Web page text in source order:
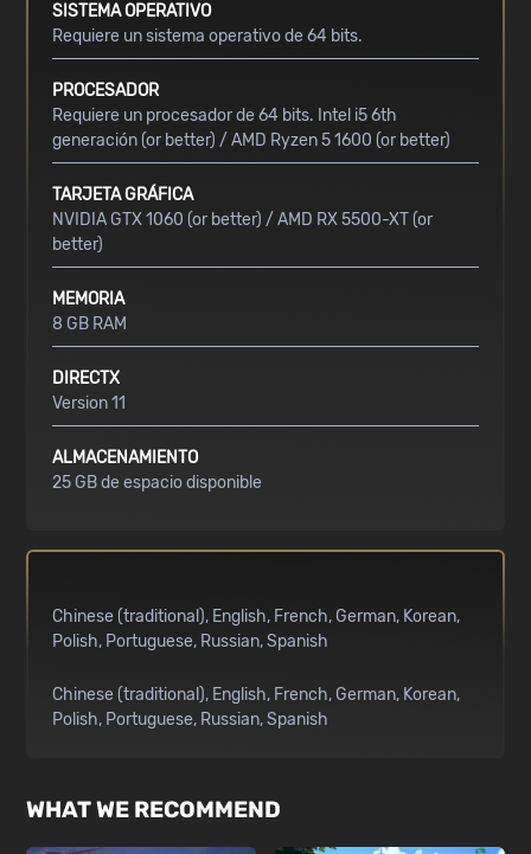
SISTEMA OPERATIVO
Requiere un sistema operativo de 64 bits.
PROCESADOR
Requiere un procesador de 64 bits. Intel i5 6th
generación (or better) / AMD Ryzen 5 1600 (or better)
TARJETA GRÁFICA
NVIDIA GTX 1060 (or better) / AMD RX 5500-XT (or
better)
MEMORIA
8 GB RAM
DIRECTX
Version 11
ALMACENAMIENTO
25 GB de espacio disponible
Chinese (traditional) English French German Korean
Polish Portuguese Russian Spanish
Chinese (traditional) English French German Korean
Polish Portuguese Russian Spanish
WHAT WE RECOMMEND